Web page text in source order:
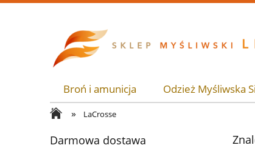
Broń i amunicja Odzież Myśliwska
» LaCrosse
Darmowa dostawa